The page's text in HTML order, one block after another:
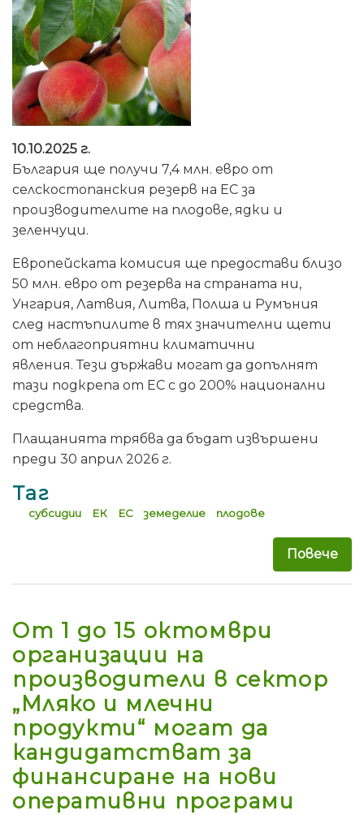
10.10.2025 г.
България ще получи 7,4 млн. евро от
селскостопанския резерв на ЕС за
производителите на плодове, ядки и
зеленчуци.
Европейската комисия ще предостави близо
50 млн. евро от резерва на страната ни,
Унгария, Латвия, Литва, Полша и Румъния
след настъпилите в тях значителни щети
от неблагоприятни климатични
явления. Тези държави могат да допълнят
тази подкрепа от ЕС с до 200% национални
средства.
Плащанията трябва да бъдат извършени
преди 30 април 2026 г.
Таг
субсидии ЕК ЕС земеделие плодове
Повече
От 1 до 15 октомври
организации на
производители в сектор
„Мляко и млечни
продукти“ могат да
кандидатстват за
финансиране на нови
оперативни програми